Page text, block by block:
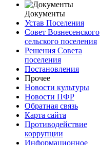
Документы
Устав Поселения
Совет Вознесенского
сельского поселения
Решения Совета
поселения
Постановления
Прочее
Новости культуры
Новости ПФР
Обратная связь
Карта сайта
Противодействие
коррупции
Информационное